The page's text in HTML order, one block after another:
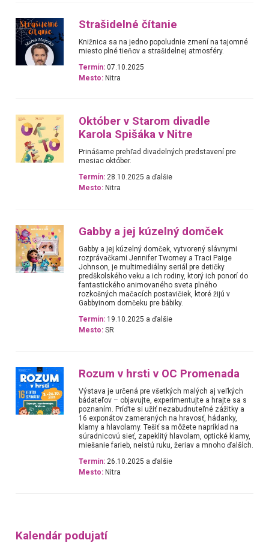
Strašidelné čítanie
Knižnica sa na jedno popoludnie zmení na tajomné
miesto plné tieňov a strašidelnej atmosféry.
Termín: 07.10.2025
Mesto: Nitra
Október v Starom divadle
Karola Spišáka v Nitre
Prinášame prehľad divadelných predstavení pre
mesiac október.
Termín: 28.10.2025 a ďalšie
Mesto: Nitra
Gabby a jej kúzelný domček
Gabby a jej kúzelný domček, vytvorený slávnymi
rozprávačkami Jennifer Twomey a Traci Paige
Johnson, je multimediálny seriál pre detičky
predškolského veku a ich rodiny, ktorý ich ponorí do
fantastického animovaného sveta plného
rozkošných mačacích postavičiek, ktoré žijú v
Gabbyinom domčeku pre bábiky.
Termín: 19.10.2025 a ďalšie
Mesto: SR
Rozum v hrsti v OC Promenada
Výstava je určená pre všetkých malých aj veľkých
bádateľov – objavujte, experimentujte a hrajte sa s
poznaním. Príďte si užiť nezabudnuteľné zážitky a
16 exponátov zameraných na hravosť, hádanky,
klamy a hlavolamy. Tešiť sa môžete napríklad na
súradnicovú sieť, zapeklitý hlavolam, optické klamy,
miešanie farieb, neistú ruku, žeriav a mnoho ďalších.
Termín: 26.10.2025 a ďalšie
Mesto: Nitra
Kalendár podujatí